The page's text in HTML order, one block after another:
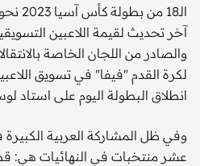
آخر تحديث لقيمة اللاعبين
والصادر من اللجان الخاصة
لكرة القدم "فيفا" في تسويق
انطلاق البطولة اليوم على استاد
وفي ظل المشاركة العربية
عشر منتخبات في النهائيات هي: